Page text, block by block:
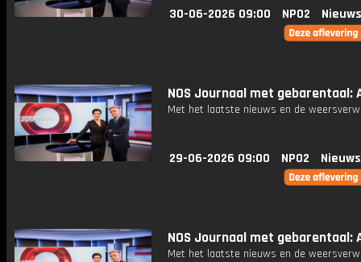
30-06-2026 09:00 NPO2
NOS Journaal met gebarentaal:
Met het laatste nieuws en de
29-06-2026 09:00 NPO2
NOS Journaal met gebarentaal:
Met het laatste nieuws en de